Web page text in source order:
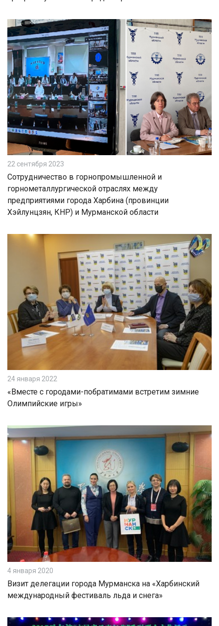
22 сентября 2023
Сотрудничество в горнопромышленной и
горнометаллургической отраслях между
предприятиями города Харбина (провинции
Хэйлунцзян, КНР) и Мурманской области
24 января 2022
«Вместе с городами-побратимами встретим зимние
Олимпийские игры»
4 января 2020
Визит делегации города Мурманска на «Харбинский
международный фестиваль льда и снега»